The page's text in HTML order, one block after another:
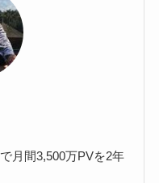
月間3,500万PVを2年